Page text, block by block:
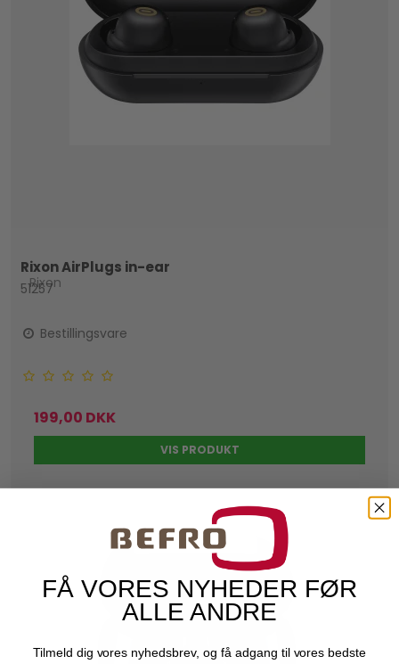
Rixon AirPlugs in-ear
Rixon
51257
Bestillingsvare
199,00 DKK
VIS PRODUKT
FÅ VORES NYHEDER FØR
ALLE ANDRE
Tilmeld dig vores nyhedsbrev, og få adgang til vores bedste